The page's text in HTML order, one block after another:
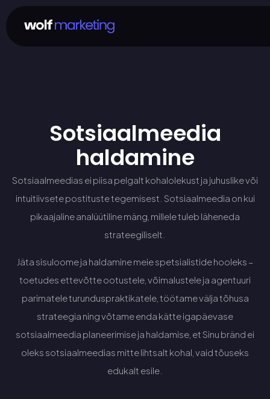
Sotsiaalmeedia
haldamine
Sotsiaalmeedias ei piisa pelgalt kohalolekust ja juhuslike või
intuitiivsete postituste tegemisest. Sotsiaalmeedia on kui
pikaajaline analüütiline mäng, millele tuleb läheneda
strateegiliselt.
Jäta sisuloome ja haldamine meie spetsialistide hooleks –
toetudes ettevõtte ootustele, võimalustele ja agentuuri
parimatele turunduspraktikatele, töötame välja tõhusa
strateegia ning võtame enda kätte igapäevase
sotsiaalmeedia planeerimise ja haldamise, et Sinu bränd ei
oleks sotsiaalmeedias mitte lihtsalt kohal, vaid tõuseks
edukalt esile.